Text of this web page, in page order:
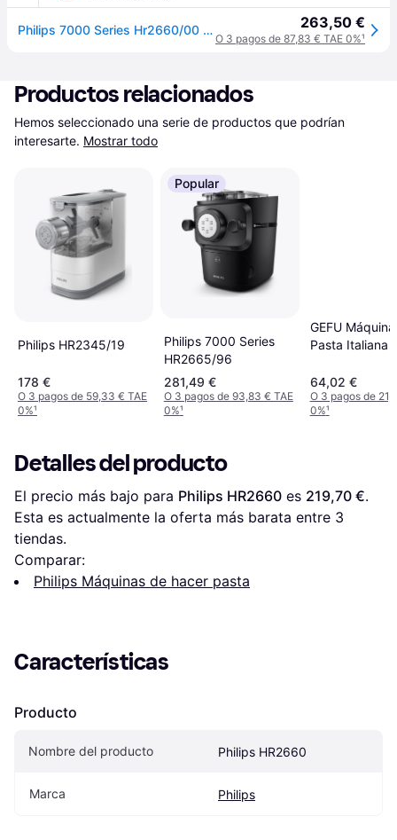
Philips 7000 Series Hr2660/00 Máquina De Pasta Y Ravioli Máquina Eléctrica Para Elaborar Pasta Fresca 263,50 €
O 3 pagos de 87,83 € TAE 0%¹
Productos relacionados
Hemos seleccionado una serie de productos que podrían
interesarte. Mostrar todo
Philips HR2345/19
178 €
O 3 pagos de 59,33 € TAE
0%¹
Popular
Philips 7000 Series
HR2665/96
281,49 €
O 3 pagos de 93,83 € TAE
0%¹
GEFU
Pasta Italiana
64,02 €
O 3 pagos de
0%¹
Detalles del producto
El precio más bajo para Philips HR2660 es 219,70 €.
Esta es actualmente la oferta más barata entre 3
tiendas.
Comparar:
Philips Máquinas de hacer pasta
Características
Producto
Nombre del producto Philips HR2660
Marca Philips